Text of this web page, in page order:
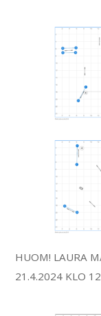
HUOM! LAURA
21.4.2024 KLO